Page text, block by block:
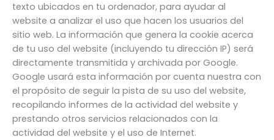
texto ubicados en tu ordenador, para ayudar al
website a analizar el uso que hacen los usuarios del
sitio web. La información que genera la cookie acerca
de tu uso del website (incluyendo tu dirección IP) será
directamente transmitida y archivada por Google.
Google usará esta información por cuenta nuestra con
el propósito de seguir la pista de su uso del website,
recopilando informes de la actividad del website y
prestando otros servicios relacionados con la
actividad del website y el uso de Internet.